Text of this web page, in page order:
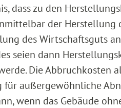
dass zu den
der Herstellung
des Wirtschaftsguts
seien dann
Die Abbruchkosten
für außergewöhnliche
wenn das Gebäude